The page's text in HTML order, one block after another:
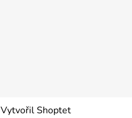
Vytvořil Shoptet